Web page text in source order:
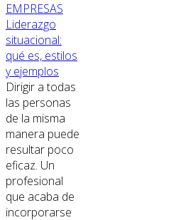
EMPRESAS
Liderazgo
situacional:
qué es, estilos
y ejemplos
Dirigir a todas
las personas
de la misma
manera puede
resultar poco
eficaz. Un
profesional
que acaba de
incorporarse